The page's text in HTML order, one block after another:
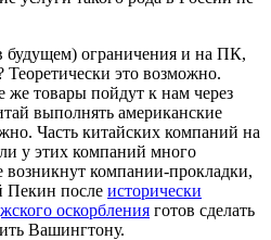
ограничения и на ПК,
это возможно.
же товары пойдут к нам через
выполнять американские
Часть китайских компаний на
у этих компаний много
компании-прокладки,
Пекин после исторически
оскорбления готов сделать
Вашингтону.